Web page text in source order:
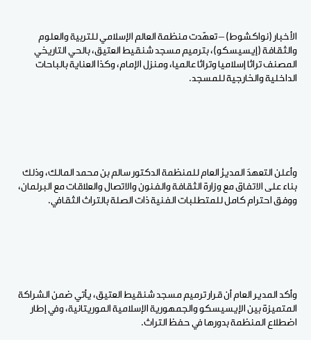
الأخبار (نواكشوط) – تعهّدت منظمة العالم الإسلامي للتربية والعلوم
والثقافة (إيسيسكو)، بترميم مسجد شنقيط العتيق، بالحي التاريخي
المصنف تراثا إسلاميا وتراثا عالميا، ومنزل الإمام، وكذا العناية بالباحات
الداخلية والخارجية للمسجد.
وأعلن التعهدَ المديرُ العام للمنظمة الدكتور سالم بن محمد المالك، وذلك
بناء على الاتفاق مع وزارة الثقافة والفنون والاتصال والعلاقات مع البرلمان،
ووفق احترام كامل للمتطلبات الفنية ذات الصلة بالتراث الثقافي.
وأكد المدير العام أن قرار ترميم مسجد شنقيط العتيق، يأتي ضمن الشراكة
المتميزة بين الإيسيسكو والجمهورية الإسلامية الموريتانية، وفي إطار
اضطلاع المنظمة بدورها في حفظ التراث.